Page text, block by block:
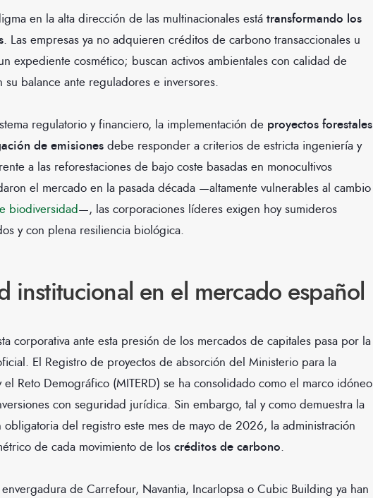
en la alta dirección de las multinacionales está transformando los
. Las empresas ya no adquieren créditos de carbono transaccionales u
expediente cosmético; buscan activos ambientales con calidad de
balance ante reguladores e inversores.
regulatorio y financiero, la implementación de proyectos forestales
de emisiones debe responder a criterios de estricta ingeniería y
a las reforestaciones de bajo coste basadas en monocultivos
el mercado en la pasada década —altamente vulnerables al cambio
biodiversidad—, las corporaciones líderes exigen hoy sumideros
y con plena resiliencia biológica.
institucional en el mercado español
corporativa ante esta presión de los mercados de capitales pasa por la
El Registro de proyectos de absorción del Ministerio para la
el Reto Demográfico (MITERD) se ha consolidado como el marco idóneo
con seguridad jurídica. Sin embargo, tal y como demuestra la
del registro este mes de mayo de 2026, la administración
de cada movimiento de los créditos de carbono.
de Carrefour, Navantia, Incarlopsa o Cubic Building ya han